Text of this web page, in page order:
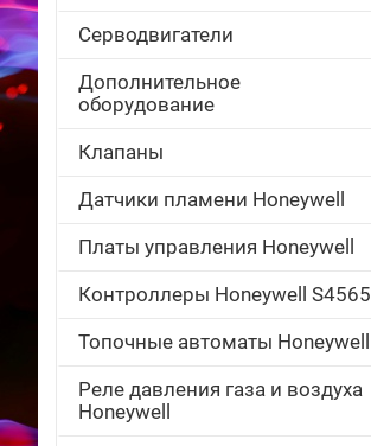
Серводвигатели
Дополнительное
оборудование
Клапаны
Датчики пламени Honeywell
Платы управления Honeywell
Контроллеры Honeywell S4565
Топочные автоматы Honeywell
Реле давления газа и воздуха
Honeywell